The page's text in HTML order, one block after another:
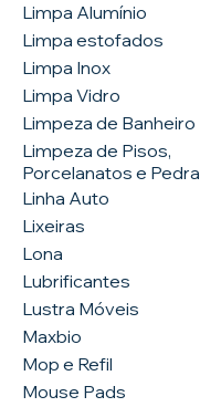
Limpa Alumínio
Limpa estofados
Limpa Inox
Limpa Vidro
Limpeza de Banheiro
Limpeza de Pisos,
Porcelanatos e
Linha Auto
Lixeiras
Lona
Lubrificantes
Lustra Móveis
Maxbio
Mop e Refil
Mouse Pads